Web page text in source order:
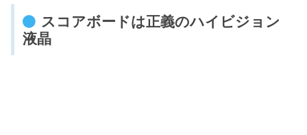
スコアボードは正義のハイビジョン
液晶